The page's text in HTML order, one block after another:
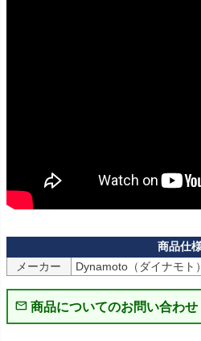
メーカー Dynamoto（ダイナモト）
商品についてのお問い合わせ